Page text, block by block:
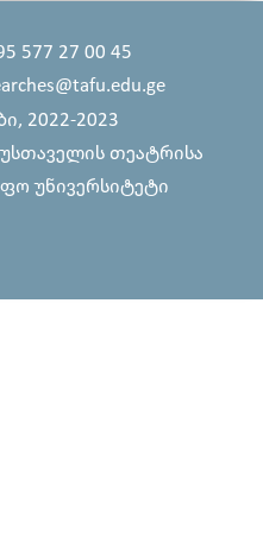
577 27 00 45
2022-2023
თეატრისა
უნივერსიტეტი